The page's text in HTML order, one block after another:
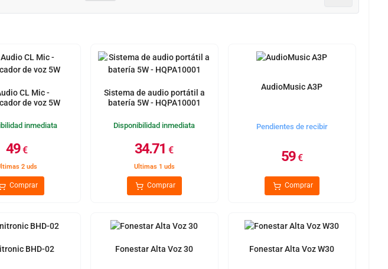
CL Mic -
de voz 5W
inmediata
49€
2 uds
Comprar
Sistema de audio portátil a
batería 5W - HQPA10001
Disponibilidad inmediata
34.71 €
Ultimas 1 uds
Comprar
AudioMusic A3P
Pendientes de recibir
59€
Comprar
BHD-02 Fonestar Alta Voz 30 Fonestar Alta Voz W30